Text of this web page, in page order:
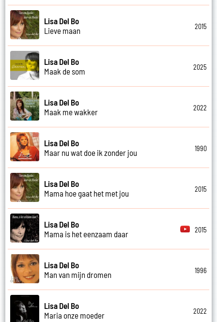
Lisa Del Bo
Lieve maan
2015
Lisa Del Bo
Maak de som
2025
Lisa Del Bo
Maak me wakker
2022
Lisa Del Bo
Maar nu wat doe ik zonder jou
1990
Lisa Del Bo
Mama hoe gaat het met jou
2015
Lisa Del Bo
Mama is het eenzaam daar
2015
Lisa Del Bo
Man van mijn dromen
1996
Lisa Del Bo
Maria onze moeder
2022